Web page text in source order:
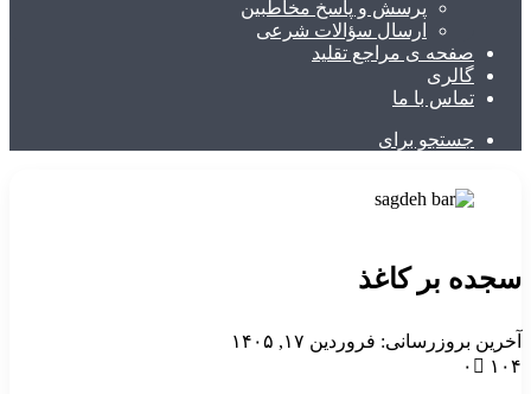
پرسش و پاسخ مخاطبین
ارسال سؤالات شرعی
صفحه ی مراجع تقلید
گالری
تماس با ما
جستجو برای
سجده بر کاغذ
آخرین بروزرسانی: فروردین ۱۷, ۱۴۰۵
۰
۱۰۴